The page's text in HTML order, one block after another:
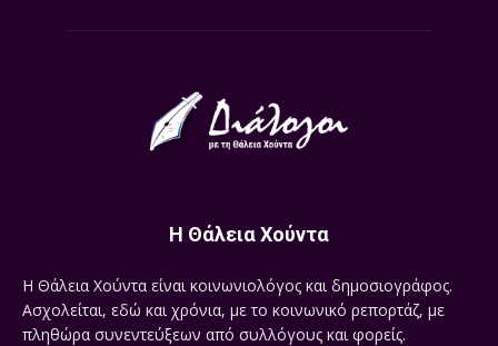
Η Θάλεια Χούντα
Η Θάλεια Χούντα είναι κοινωνιολόγος και δημοσιογράφος.
Ασχολείται, εδώ και χρόνια, με το κοινωνικό ρεπορτάζ, με
πληθώρα συνεντεύξεων από συλλόγους και φορείς.